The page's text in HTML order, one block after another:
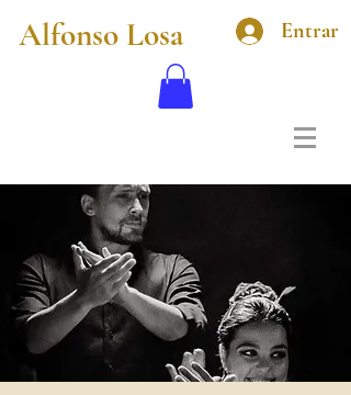
Alfonso Losa Entrar